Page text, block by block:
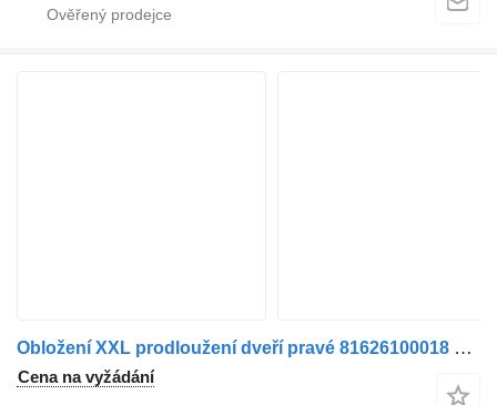
Obložení XXL prodloužení dveří pravé 81626100018 pro nákladní auta MAN TGX
Cena na vyžádání